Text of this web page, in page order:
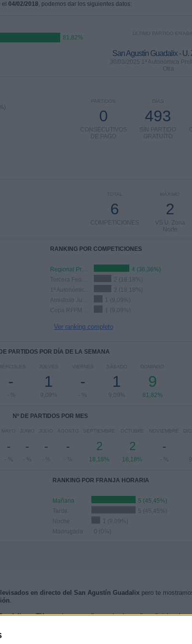
04/02/2018, podemos dar los siguientes datos:
81,82%
ÚLTIMO PARTIDO EN
San Agustín Guadalix - U.
30/03/2025 1ª Autonómica
Otra
DÍAS
493
SIN PARTIDO
GRATUÍTO
PARTIDOS
0
CONSECUTIVOS
DE PAGO
MÁXIMO
2
VS U. Zona
Norte
TOTAL
6
COMPETICIONES
RANKING POR COMPETICIONES
Regional Preferente
4 (36,36%)
2 (18,18%)
2 (18,18%)
1 (9,09%)
1 (9,09%)
Ver ranking completo
PARTIDOS POR DÍA DE LA SEMANA
-
- %
JUEVES
1
9,09%
VIERNES
-
- %
SÁBADO
1
9,09%
DOMINGO
9
81,82%
Nº DE PARTIDOS POR MES
MAYO
-
- %
JUNIO
-
- %
JULIO
-
- %
AGOSTO
-
- %
SEPTIEMBRE
2
18,18%
OCTUBRE
2
18,18%
NOVIEMBRE
-
- %
RANKING POR FRANJA HORARIA
Mañana
5 (45,45%)
Tarde
5 (45,45%)
Noche
1 (9,09%)
Madrugada
0 (0%)
en directo del San Agustín Guadalixpero te
.
en TVcuando nos confirmen desde medios oficiales, los
de esta web, se han publicado
de 2018 entre el San Agustín Guadalix - Getafe B.